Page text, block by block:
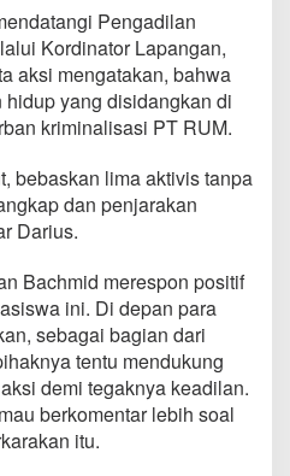
L
i
m
a
A
k
t
v
i
n
g
k
u
n
g
a
Pengadilan
Kordinator Lapangan,
aksi mengatakan, bahwa
yang disidangkan di
kriminalisasi PT RUM.
bebaskan lima aktivis tanpa
dan penjarakan
Darius.
Bachmid merespon positif
ini. Di depan para
sebagai bagian dari
tentu mendukung
demi tegaknya keadilan.
berkomentar lebih soal
itu.